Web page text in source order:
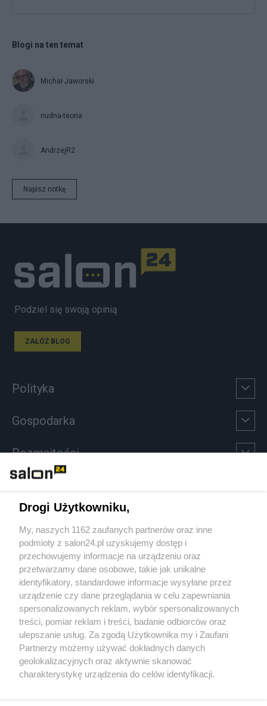
Blogi na ten temat
Michał Jaworski
nudna-teoria
AndrzejR2
Napisz notkę
Podziel się swoją opinią
ZAŁÓŻ BLOG
Polityka
Gospodarka
Rozmaitości
Sport
Społeczeństwo
Kultura
X Facebook Instagram Youtube
Drogi Użytkowniku,
My, naszych 1162 zaufanych partnerów oraz inne
podmioty z salon24.pl uzyskujemy dostęp i
przechowujemy informacje na urządzeniu oraz
przetwarzamy dane osobowe, takie jak unikalne
identyfikatory, standardowe informacje wysyłane przez
urządzenie czy dane przeglądania w celu zapewniania
spersonalizowanych reklam, wybór spersonalizowanych
treści, pomiar reklam i treści, badanie odbiorców oraz
ulepszanie usług. Za zgodą Użytkownika my i Zaufani
Partnerzy możemy używać dokładnych danych
geolokalizacyjnych oraz aktywnie skanować
charakterystykę urządzenia do celów identyfikacji.